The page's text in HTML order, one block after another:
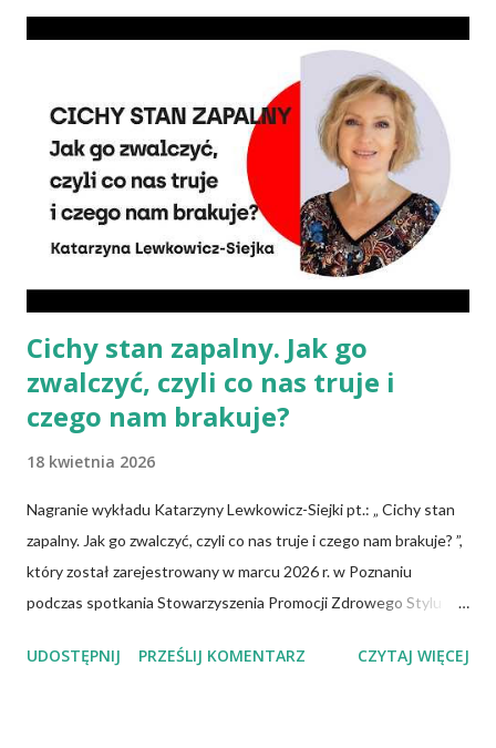
składników? Talerz, nie słupki Albo inaczej – czy przechodząc na
wegetarianizm, a zwłaszcza weganizm, trzeba się liczyć z tym, że
wszystkie składniki będzie się skrupulatnie sumowało w
słupkach? – Nie ma takiej potrzeby – uspokaja Agata Radosh,
prezes Stowarzyszenia Promocji Zdrowego Stylu Życia – Sięgnij
Po Zdrowie. – Choć owszem, gdy chcemy nauczyć się podstaw
komponowania diety wegańskiej, możemy spisywać to, co
spożywamy, w jakich ilościach, jaką ma to wartość od...
Cichy stan zapalny. Jak go
zwalczyć, czyli co nas truje i
czego nam brakuje?
18 kwietnia 2026
Nagranie wykładu Katarzyny Lewkowicz-Siejki pt.: „ Cichy stan
zapalny. Jak go zwalczyć, czyli co nas truje i czego nam brakuje? ”,
który został zarejestrowany w marcu 2026 r. w Poznaniu
podczas spotkania Stowarzyszenia Promocji Zdrowego Stylu
dziennikarka, publicystka, promotorka zdrowego stylu życia,
UDOSTĘPNIJ PRZEŚLIJ KOMENTARZ CZYTAJ WIĘCEJ